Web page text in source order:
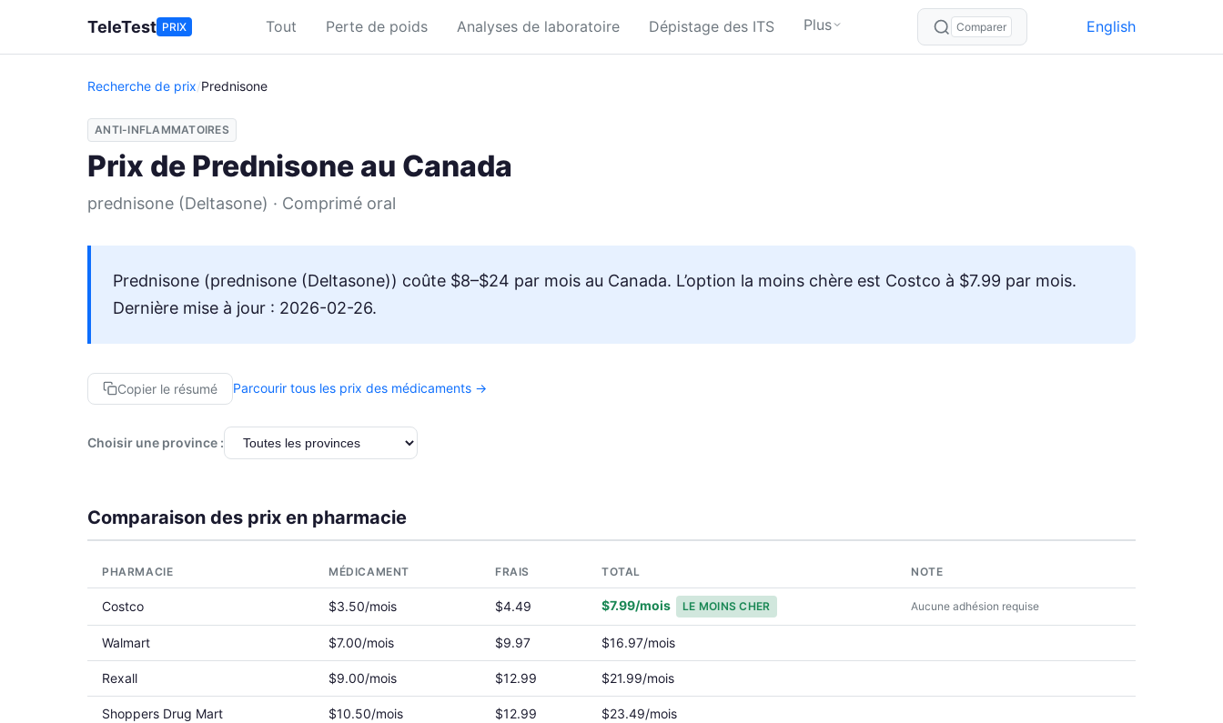
TeleTest PRIX Tout Perte de poids Analyses de laboratoire Dépistage des ITS Plus Comparer English
Recherche de prix/Prednisone
ANTI-INFLAMMATOIRES
Prix de Prednisone au Canada
prednisone (Deltasone) · Comprimé oral
Prednisone (prednisone (Deltasone)) coûte $8–$24 par mois au Canada. L’option la moins chère est Costco à $7.99 par mois.
Dernière mise à jour : 2026-02-26.
Copier le résumé Parcourir tous les prix des médicaments →
Choisir une province :
Comparaison des prix en pharmacie
PHARMACIE MÉDICAMENT FRAIS TOTAL NOTE
Costco $3.50/mois $4.49 $7.99/mois LE MOINS CHER Aucune adhésion requise
Walmart $7.00/mois $9.97 $16.97/mois
Rexall $9.00/mois $12.99 $21.99/mois
Shoppers Drug Mart $10.50/mois $12.99 $23.49/mois